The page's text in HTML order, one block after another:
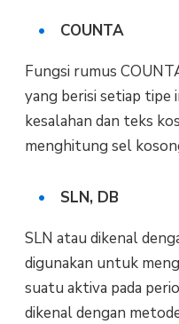
COUNTA
Fungsi rumus
yang berisi setiap tipe
kesalahan dan teks
menghitung sel
SLN, DB
SLN atau dikenal
digunakan untuk
suatu aktiva pada
dikenal dengan